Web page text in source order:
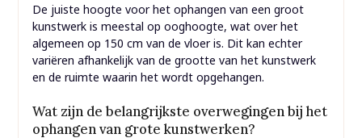
De juiste hoogte voor het ophangen van een groot
kunstwerk is meestal op ooghoogte, wat over het
algemeen op 150 cm van de vloer is. Dit kan echter
variëren afhankelijk van de grootte van het kunstwerk
en de ruimte waarin het wordt opgehangen.
Wat zijn de belangrijkste overwegingen bij het
ophangen van grote kunstwerken?